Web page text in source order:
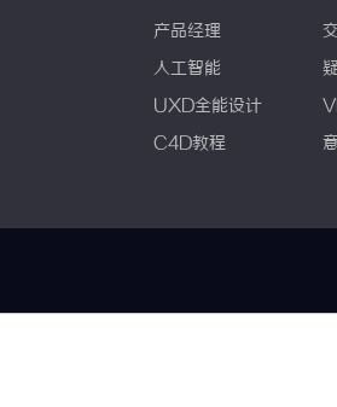
产品经理
人工智能
UXD全能设计
C4D教程